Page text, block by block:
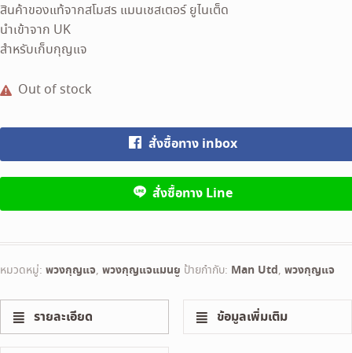
สินค้าของแท้จากสโมสร แมนเชสเตอร์ ยูไนเต็ด
นำเข้าจาก UK
สำหรับเก็บกุญแจ
Out of stock
สั่งซื้อทาง inbox
สั่งซื้อทาง Line
หมวดหมู่: พวงกุญแจ, พวงกุญแจแมนยู ป้ายกำกับ: Man Utd, พวงกุญแจ
รายละเอียด ข้อมูลเพิ่มเติม